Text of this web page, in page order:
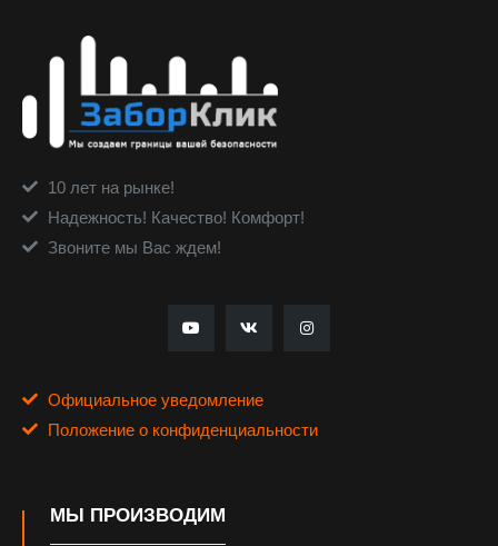
10 лет на рынке!
Надежность! Качество! Комфорт!
Звоните мы Вас ждем!
Официальное уведомление
Положение о конфиденциальности
МЫ ПРОИЗВОДИМ